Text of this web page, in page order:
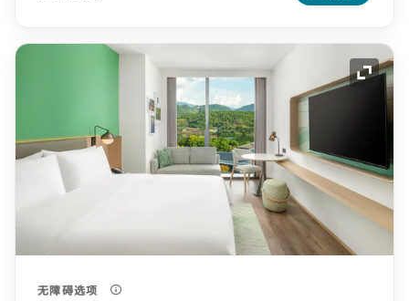
展开
无障碍选项